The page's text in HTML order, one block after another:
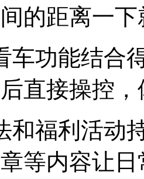
的距离一
车功能结合
直接操控
和福利活动
等内容让